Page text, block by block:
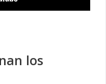
los